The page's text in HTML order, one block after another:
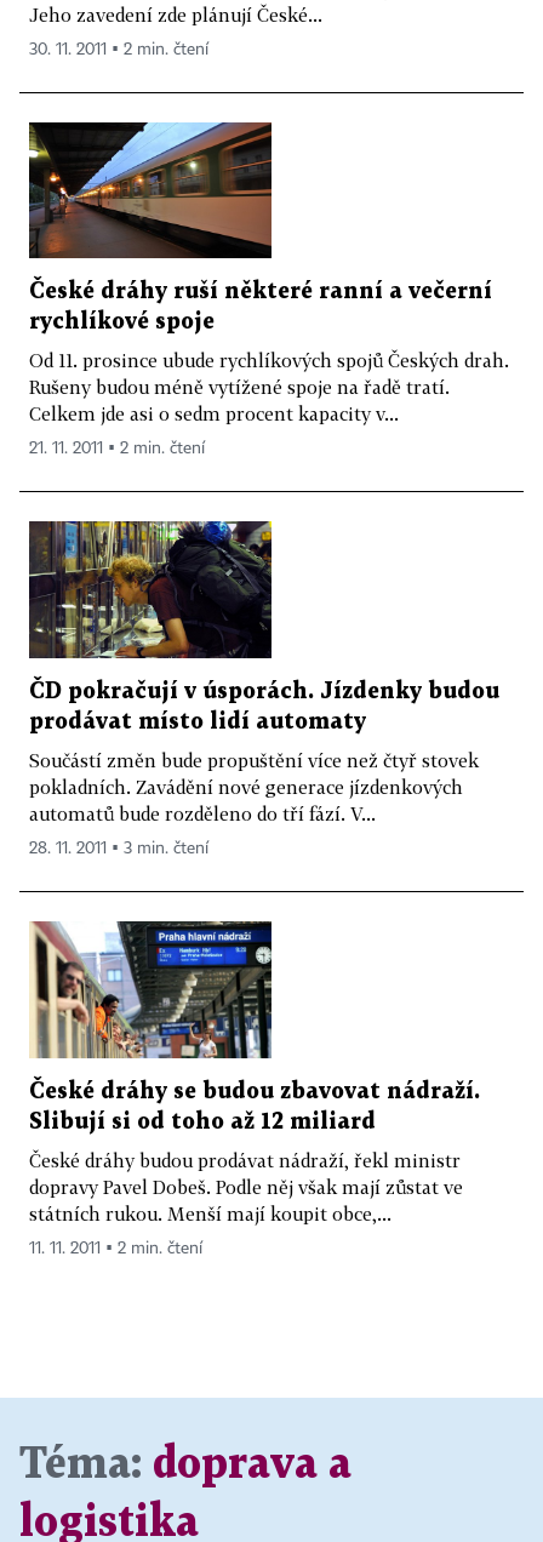
Jeho zavedení zde plánují České...
30. 11. 2011 ▪ 2 min. čtení
České dráhy ruší některé ranní a večerní
rychlíkové spoje
Od 11. prosince ubude rychlíkových spojů Českých drah.
Rušeny budou méně vytížené spoje na řadě tratí.
Celkem jde asi o sedm procent kapacity v...
21. 11. 2011 ▪ 2 min. čtení
ČD pokračují v úsporách. Jízdenky budou
prodávat místo lidí automaty
Součástí změn bude propuštění více než čtyř stovek
pokladních. Zavádění nové generace jízdenkových
automatů bude rozděleno do tří fází. V...
28. 11. 2011 ▪ 3 min. čtení
České dráhy se budou zbavovat nádraží.
Slibují si od toho až 12 miliard
České dráhy budou prodávat nádraží, řekl ministr
dopravy Pavel Dobeš. Podle něj však mají zůstat ve
státních rukou. Menší mají koupit obce,...
11. 11. 2011 ▪ 2 min. čtení
Téma: doprava a
logistika